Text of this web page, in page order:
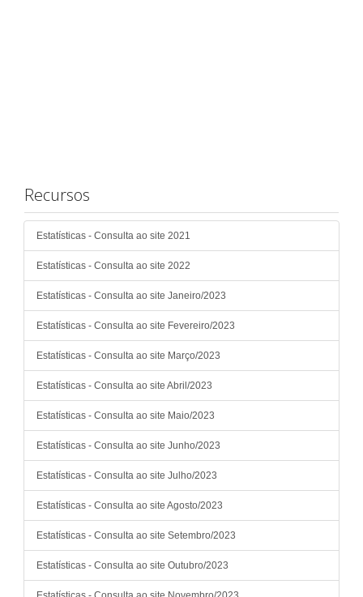
Recursos
Estatísticas - Consulta ao site 2021
Estatísticas - Consulta ao site 2022
Estatísticas - Consulta ao site Janeiro/2023
Estatísticas - Consulta ao site Fevereiro/2023
Estatísticas - Consulta ao site Março/2023
Estatísticas - Consulta ao site Abril/2023
Estatísticas - Consulta ao site Maio/2023
Estatísticas - Consulta ao site Junho/2023
Estatísticas - Consulta ao site Julho/2023
Estatísticas - Consulta ao site Agosto/2023
Estatísticas - Consulta ao site Setembro/2023
Estatísticas - Consulta ao site Outubro/2023